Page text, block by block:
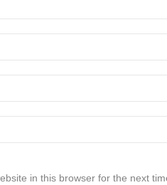
in this browser for the next